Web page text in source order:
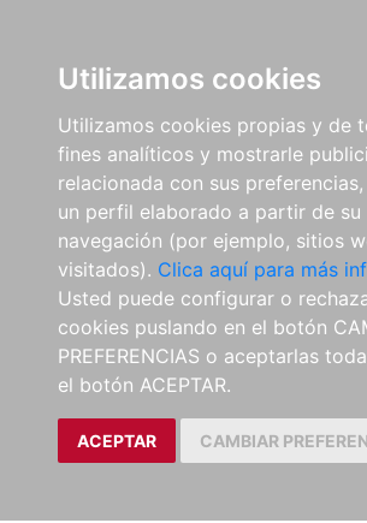
Utilizamos cookies
Utilizamos cookies propias y de
fines analíticos y mostrarle
relacionada con sus
un perfil elaborado a partir de su
navegación (por ejemplo, sitios
visitados). Clica aquí para más
Usted puede configurar o
cookies puslando en el botón
PREFERENCIAS o aceptarlas
el botón ACEPTAR.
ACEPTAR CAMBIAR